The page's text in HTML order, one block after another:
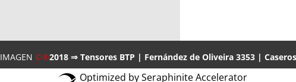
IMAGEN ©®2018 ⇒ Tensores BTP | Fernández de Oliveira 3353 |
Optimized by Seraphinite Accelerator